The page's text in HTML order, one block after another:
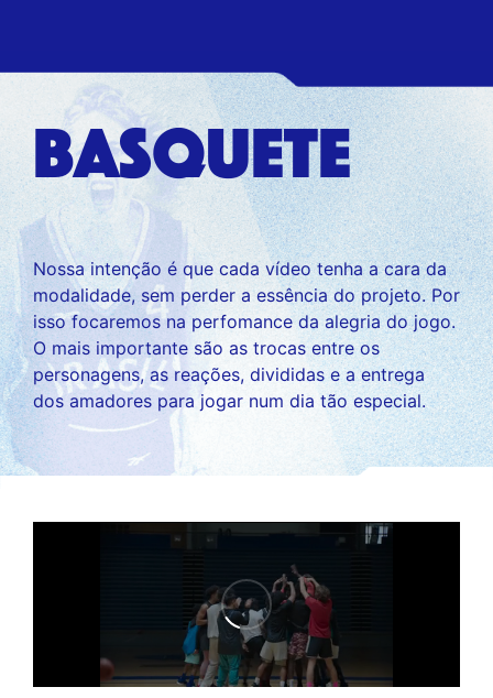
basquete
Nossa intenção é que cada vídeo tenha a cara da
modalidade, sem perder a essência do projeto. Por
isso focaremos na perfomance da alegria do jogo.
O mais importante são as trocas entre os
personagens, as reações, divididas e a entrega
dos amadores para jogar num dia tão especial.